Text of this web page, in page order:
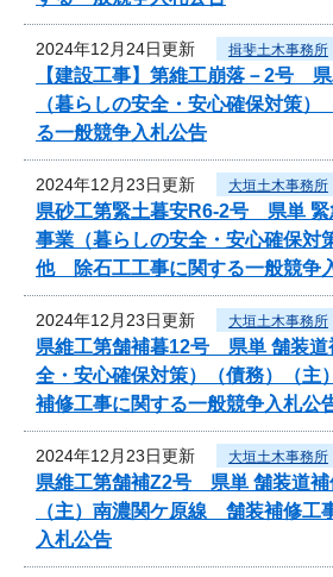
2024年12月24日更新 揖斐土木事務所
【建設工事】第維工崩落－2号
（暮らしの安全・安心確保対策）
る一般競争入札公告
2024年12月23日更新 大垣土木事務所
県砂工第緊土暮安R6-2号 県単 緊
事業（暮らしの安全・安心確保対
他 除石工工事に関する一般競争
2024年12月23日更新 大垣土木事務所
県維工第舗補暮12号 県単 舗装道
全・安心確保対策）（債務）（
補修工事に関する一般競争入札公
2024年12月23日更新 大垣土木事務所
県維工第舗補Z2号 県単 舗装道補
（主）南濃関ケ原線 舗装補修工
入札公告